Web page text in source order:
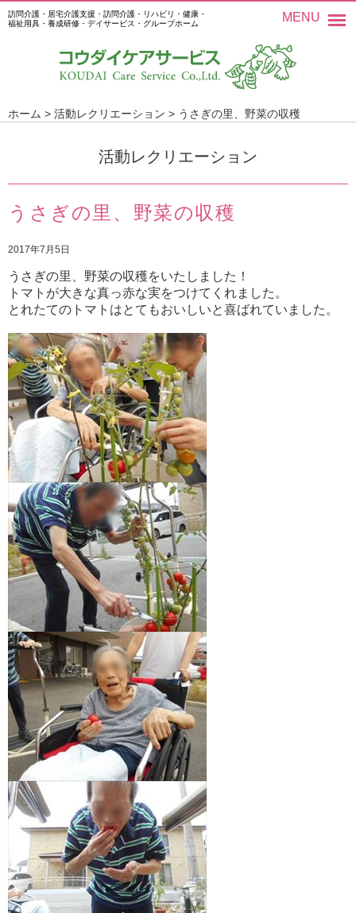
訪問介護・居宅介護支援・訪問介護・リハビリ・健康・
福祉用具・養成研修・デイサービス・グループホーム
MENU
ホーム > 活動レクリエーション > うさぎの里、野菜の収穫
活動レクリエーション
うさぎの里、野菜の収穫
2017年7月5日
うさぎの里、野菜の収穫をいたしました！
トマトが大きな真っ赤な実をつけてくれました。
とれたてのトマトはとてもおいしいと喜ばれていました。